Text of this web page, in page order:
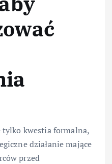
kwestia formalna,
działanie mające
przed